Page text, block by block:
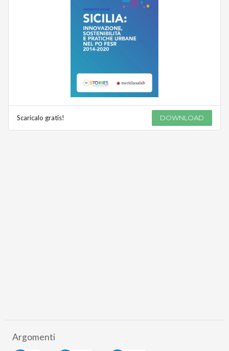
Scaricalo gratis! DOWNLOAD
Argomenti